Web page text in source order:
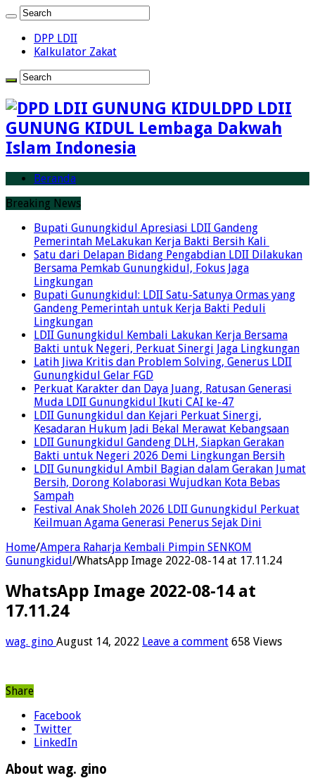
DPP LDII
Kalkulator Zakat
DPD LDII
GUNUNG KIDUL Lembaga Dakwah
Islam Indonesia
Beranda
Breaking News
Bupati Gunungkidul Apresiasi LDII Gandeng
Pemerintah MeLakukan Kerja Bakti Bersih Kali ‎
Satu dari Delapan Bidang Pengabdian LDII Dilakukan
Bersama Pemkab Gunungkidul, Fokus Jaga
Lingkungan
Bupati Gunungkidul: LDII Satu-Satunya Ormas yang
Gandeng Pemerintah untuk Kerja Bakti Peduli
Lingkungan
LDII Gunungkidul Kembali Lakukan Kerja Bersama
Bakti untuk Negeri, Perkuat Sinergi Jaga Lingkungan
Latih Jiwa Kritis dan Problem Solving, Generus LDII
Gunungkidul Gelar FGD
Perkuat Karakter dan Daya Juang, Ratusan Generasi
Muda LDII Gunungkidul Ikuti CAI ke-47
LDII Gunungkidul dan Kejari Perkuat Sinergi,
Kesadaran Hukum Jadi Bekal Merawat Kebangsaan
LDII Gunungkidul Gandeng DLH, Siapkan Gerakan
Bakti untuk Negeri 2026 Demi Lingkungan Bersih
LDII Gunungkidul Ambil Bagian dalam Gerakan Jumat
Bersih, Dorong Kolaborasi Wujudkan Kota Bebas
Sampah
Festival Anak Sholeh 2026 LDII Gunungkidul Perkuat
Keilmuan Agama Generasi Penerus Sejak Dini
Home/Ampera Raharja Kembali Pimpin SENKOM
Gunungkidul/WhatsApp Image 2022-08-14 at 17.11.24
WhatsApp Image 2022-08-14 at
17.11.24
wag. gino August 14, 2022 Leave a comment 658 Views
Share
Facebook
Twitter
LinkedIn
About wag. gino